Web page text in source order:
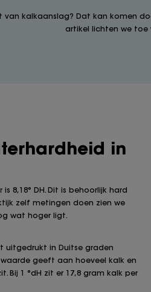
van kalkaanslag? Dat kan komen
artikel lichten we toe
in
8,18° DH. Dit is behoorlijk hard
zelf metingen doen zien we
wat hoger ligt.
uitgedrukt in Duitse graden
geeft aan hoeveel kalk en
Bij 1 °dH zit er 17,8 gram kalk per